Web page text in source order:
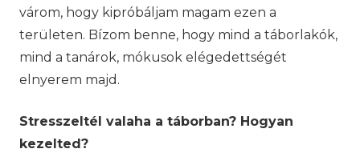
várom, hogy kipróbáljam magam ezen a
területen. Bízom benne, hogy mind a táborlakók,
mind a tanárok, mókusok elégedettségét
elnyerem majd.
Stresszeltél valaha a táborban? Hogyan
kezelted?